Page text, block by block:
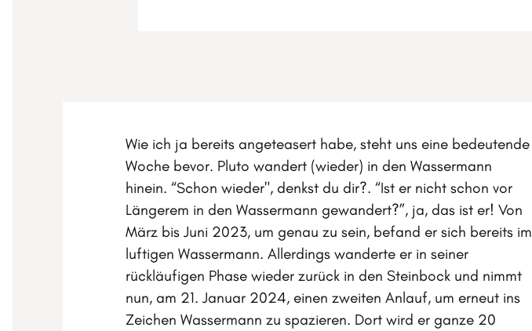
Wie ich ja bereits angeteasert habe, steht uns eine bedeutende
Woche bevor. Pluto wandert (wieder) in den Wassermann
hinein. “Schon wieder", denkst du dir?. “Ist er nicht schon vor
Längerem in den Wassermann gewandert?”, ja, das ist er! Von
März bis Juni 2023, um genau zu sein, befand er sich bereits im
luftigen Wassermann. Allerdings wanderte er in seiner
rückläufigen Phase wieder zurück in den Steinbock und nimmt
nun, am 21. Januar 2024, einen zweiten Anlauf, um erneut ins
Zeichen Wassermann zu spazieren. Dort wird er ganze 20